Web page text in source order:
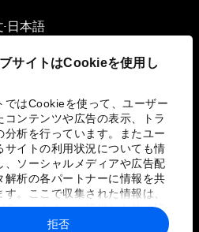
サイトはCookieを使用し
ではCookieを使って、ユーザー
コンテンツや広告の表示、トラ
分析を行っています。またユー
サイトの利用状況についても情
、ソーシャルメディアや広告配
解析の各パートナーに情報を共
す。ここで収集された情報は、
各パートナーに提供した他の情
トナーのサービスを使用した際
拒否
▪ 日本語